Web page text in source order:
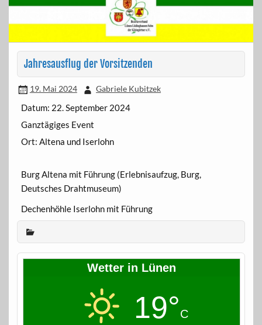
Jahresausflug der Vorsitzenden
19. Mai 2024 Gabriele Kubitzek
Datum: 22. September 2024
Ganztägiges Event
Ort:Altena und Iserlohn
Burg Altena mit Führung (Erlebnisaufzug, Burg,
Deutsches Drahtmuseum)
Dechenhöhle Iserlohn mit Führung
Wetter in Lünen
19°C